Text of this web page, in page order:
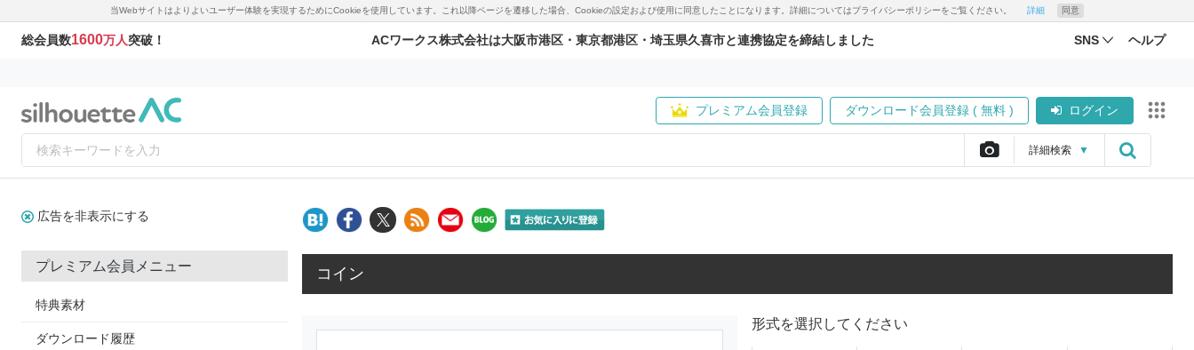
当Webサイトはよりよいユーザー体験を実現するためにCookieを使用しています。これ以降ページを遷移した場合、Cookieの設定および使用に同意したことになります。詳細についてはプライバシーポリシーをご覧ください。 詳細 同意
総会員数1600万人突破！ ACワークス株式会社は大阪市港区・東京都港区・埼玉県久喜市と連携協定を締結しました SNS ヘルプ
プレミアム会員登録 ダウンロード会員登録 ( 無料 ) ログイン
詳細検索 ▼
広告を非表示にする
プレミアム会員メニュー
特典素材
ダウンロード履歴
コイン
形式を選択してください